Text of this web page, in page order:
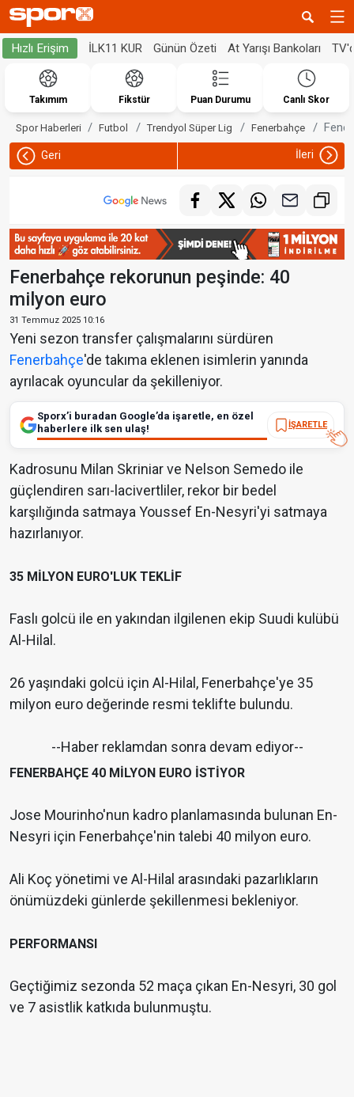
Hızlı Erişim İLK11 KUR Günün Özeti At Yarışı Bankoları
Takımım Fikstür Puan Durumu Canlı Skor
Spor Haberleri Futbol Trendyol Süper Lig Fenerbahçe
Geri İleri
Fenerbahçe rekorunun peşinde: 40
milyon euro
31 Temmuz 2025 10:16
Yeni sezon transfer çalışmalarını sürdüren
Fenerbahçe'de takıma eklenen isimlerin yanında
ayrılacak oyuncular da şekilleniyor.
Sporx’i buradan Google’da işaretle, en özel
haberlere ilk sen ulaş!
İŞARETLE
Kadrosunu Milan Skriniar ve Nelson Semedo ile
güçlendiren sarı-lacivertliler, rekor bir bedel
karşılığında satmaya Youssef En-Nesyri'yi satmaya
hazırlanıyor.
35 MİLYON EURO'LUK TEKLİF
Faslı golcü ile en yakından ilgilenen ekip Suudi kulübü
Al-Hilal.
26 yaşındaki golcü için Al-Hilal, Fenerbahçe'ye 35
milyon euro değerinde resmi teklifte bulundu.
--Haber reklamdan sonra devam ediyor--
FENERBAHÇE 40 MİLYON EURO İSTİYOR
Jose Mourinho'nun kadro planlamasında bulunan En-
Nesyri için Fenerbahçe'nin talebi 40 milyon euro.
Ali Koç yönetimi ve Al-Hilal arasındaki pazarlıkların
önümüzdeki günlerde şekillenmesi bekleniyor.
PERFORMANSI
Geçtiğimiz sezonda 52 maça çıkan En-Nesyri, 30 gol
ve 7 asistlik katkıda bulunmuştu.